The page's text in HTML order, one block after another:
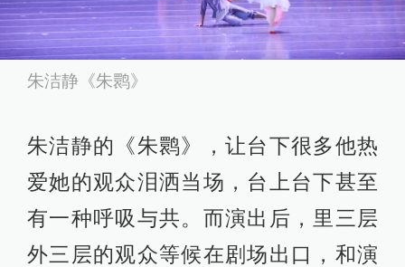
朱洁静《朱鹮》
朱洁静的《朱鹮》，让台下很多他热
爱她的观众泪洒当场，台上台下甚至
有一种呼吸与共。而演出后，里三层
外三层的观众等候在剧场出口，和演